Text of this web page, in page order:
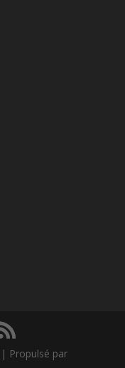
| Propulsé par